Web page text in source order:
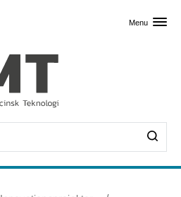
Menu